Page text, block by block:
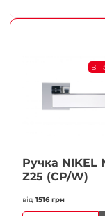
В
Ручка NIKEL
Z25 (CP/W)
від 1516 грн